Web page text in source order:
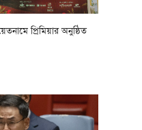
প্রিমিয়ার অনুষ্ঠিত